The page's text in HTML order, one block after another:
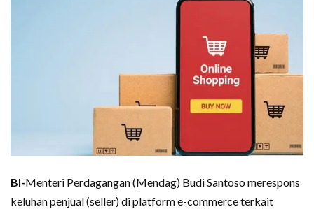
BI-Menteri Perdagangan (Mendag) Budi Santoso merespons
keluhan penjual (seller) di platform e-commerce terkait